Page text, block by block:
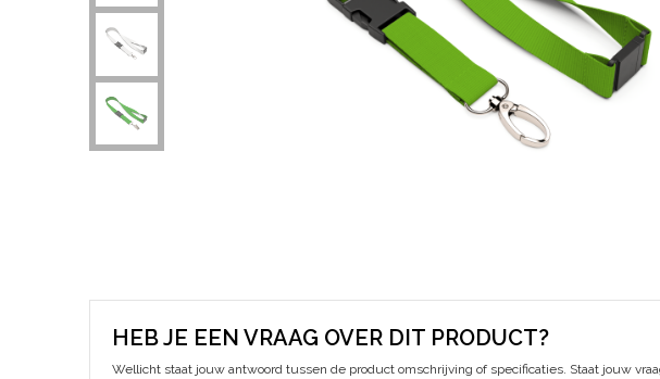
HEB JE EEN VRAAG OVER DIT PRODUCT?
Wellicht staat jouw antwoord tussen de product omschrijving of specificaties. Staat jouw